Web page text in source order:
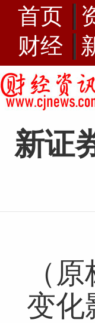
首页
财经
新证
（
变化